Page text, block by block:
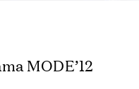
MODE’12